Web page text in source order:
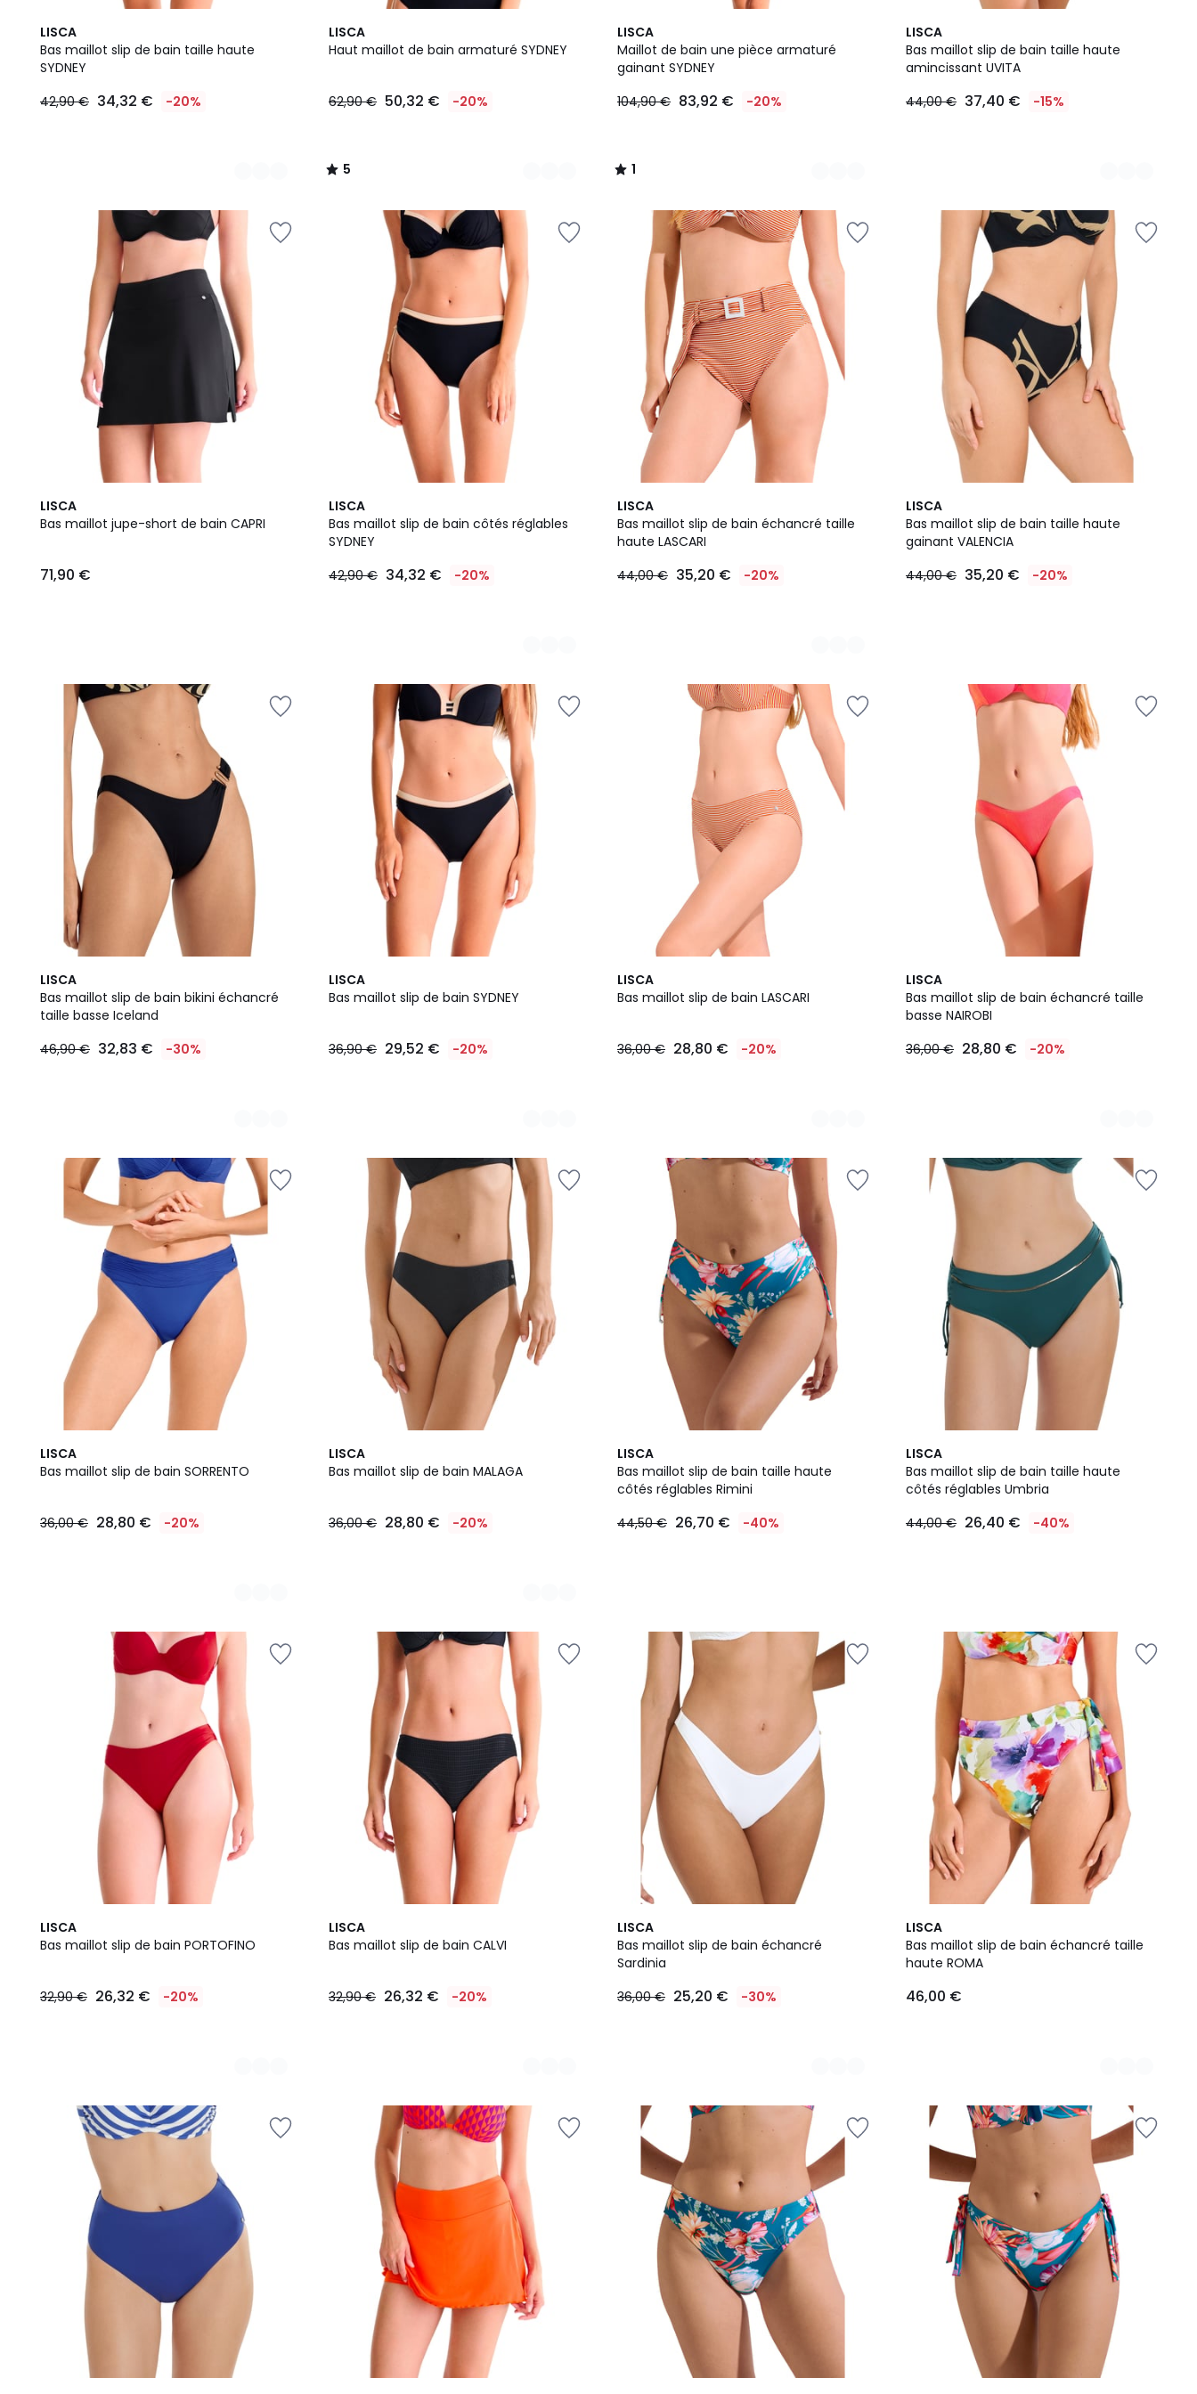
LISCA
Bas maillot slip de bain taille haute
SYDNEY
€
réduction
appliquée.
42,90 € 34,32 € -20%
2
Couleurs
LISCA
Haut maillot de bain armaturé SYDNEY
62,90 € 50,32 € -20%
5
/
2
Couleurs
5
/
LISCA
Maillot de bain une pièce armaturé
gainant SYDNEY
104,90 € 83,92 € -20%
1
/
5
2
Couleurs
1
/
LISCA
Bas maillot slip de bain taille haute
amincissant UVITA
44,00 € 37,40 € -15%
2
Couleurs
LISCA
Bas maillot jupe-short de bain CAPRI
71,90 €
LISCA
Bas maillot slip de bain côtés réglables
SYDNEY
42,90 € 34,32 € -20%
2
Couleurs
LISCA
Bas maillot slip de bain échancré taille
haute LASCARI
44,00 € 35,20 € -20%
2
Couleurs
LISCA
Bas maillot slip de bain taille haute
gainant VALENCIA
44,00 € 35,20 € -20%
LISCA
Bas maillot slip de bain bikini échancré
taille basse Iceland
46,90 € 32,83 € -30%
2
Couleurs
LISCA
Bas maillot slip de bain SYDNEY
36,90 € 29,52 € -20%
2
Couleurs
LISCA
Bas maillot slip de bain LASCARI
36,00 € 28,80 € -20%
2
Couleurs
LISCA
Bas maillot slip de bain échancré taille
basse NAIROBI
36,00 € 28,80 € -20%
2
Couleurs
LISCA
Bas maillot slip de bain SORRENTO
36,00 € 28,80 € -20%
2
Couleurs
LISCA
Bas maillot slip de bain MALAGA
36,00 € 28,80 € -20%
2
Couleurs
LISCA
Bas maillot slip de bain taille haute
côtés réglables Rimini
44,50 € 26,70 € -40%
LISCA
Bas maillot slip de bain taille haute
côtés réglables Umbria
44,00 € 26,40 € -40%
LISCA
Bas maillot slip de bain PORTOFINO
32,90 € 26,32 € -20%
3
Couleurs
LISCA
Bas maillot slip de bain CALVI
32,90 € 26,32 € -20%
2
Couleurs
LISCA
Bas maillot slip de bain échancré
Sardinia
36,00 € 25,20 € -30%
2
Couleurs
LISCA
Bas maillot slip de bain échancré taille
haute ROMA
46,00 €
2
Couleurs